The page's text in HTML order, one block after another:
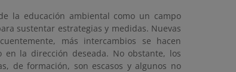
la educación ambiental como un campo
sustentar estrategias y medidas. Nuevas
más intercambios se hacen
la dirección deseada. No obstante, los
de formación, son escasos y algunos no